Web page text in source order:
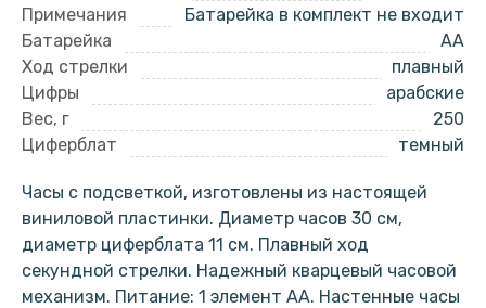
Примечания
Батарейка в комплект не входит
Батарейка
AA
Ход стрелки
плавный
Цифры
арабские
Вес, г
250
Циферблат
темный
Часы с подсветкой, изготовлены из настоящей
виниловой пластинки. Диаметр часов 30 см,
диаметр циферблата 11 см. Плавный ход
секундной стрелки. Надежный кварцевый часовой
механизм. Питание: 1 элемент АА. Настенные часы